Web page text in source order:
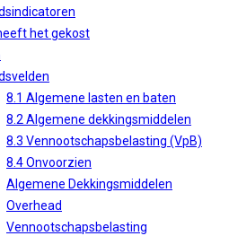
het gekost
8.1 Algemene lasten en baten
8.2 Algemene dekkingsmiddelen
8.3 Vennootschapsbelasting (VpB)
8.4 Onvoorzien
Algemene Dekkingsmiddelen
Overhead
Vennootschapsbelasting